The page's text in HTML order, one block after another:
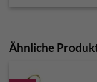
Ähnliche